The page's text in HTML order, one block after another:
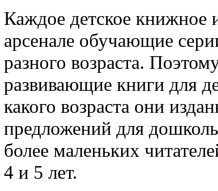
Каждое детское книжное
арсенале обучающие
разного возраста.
развивающие книги для
какого возраста они
предложений для
более маленьких
4 и 5 лет.